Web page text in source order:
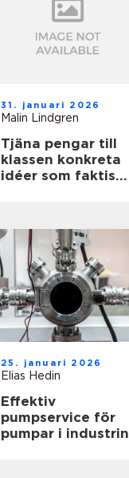
31. januari 2026
Malin Lindgren
Tjäna pengar till
klassen konkreta
idéer som faktiskt
25. januari 2026
Elias Hedin
Effektiv
pumpservice för
pumpar i industrin